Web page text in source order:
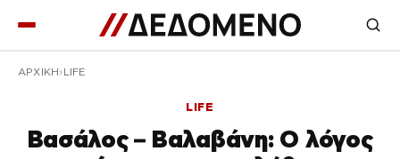
ΑΡΧΙΚΉ LIFE
LIFE
Βασάλος – Βαλαβάνη: Ο λόγος